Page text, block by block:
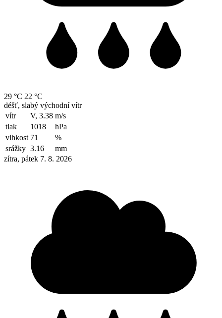
29 °C 22 °C
déšť, slabý východní vítr
vítr
V, 3.38 m/s
tlak
1018
hPa
vlhkost 71
%
srážky 3.16
mm
zítra, pátek 7. 8. 2026